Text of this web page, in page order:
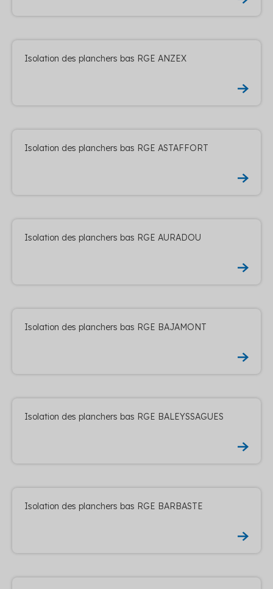
Isolation des planchers bas RGE ANZEX
Isolation des planchers bas RGE ASTAFFORT
Isolation des planchers bas RGE AURADOU
Isolation des planchers bas RGE BAJAMONT
Isolation des planchers bas RGE BALEYSSAGUES
Isolation des planchers bas RGE BARBASTE